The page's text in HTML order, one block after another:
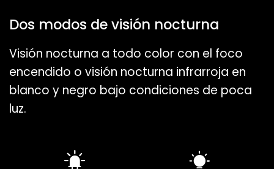
Dos modos de visión nocturna
Visión nocturna a todo color con el foco
encendido o visión nocturna infrarroja en
blanco y negro bajo condiciones de poca
luz.